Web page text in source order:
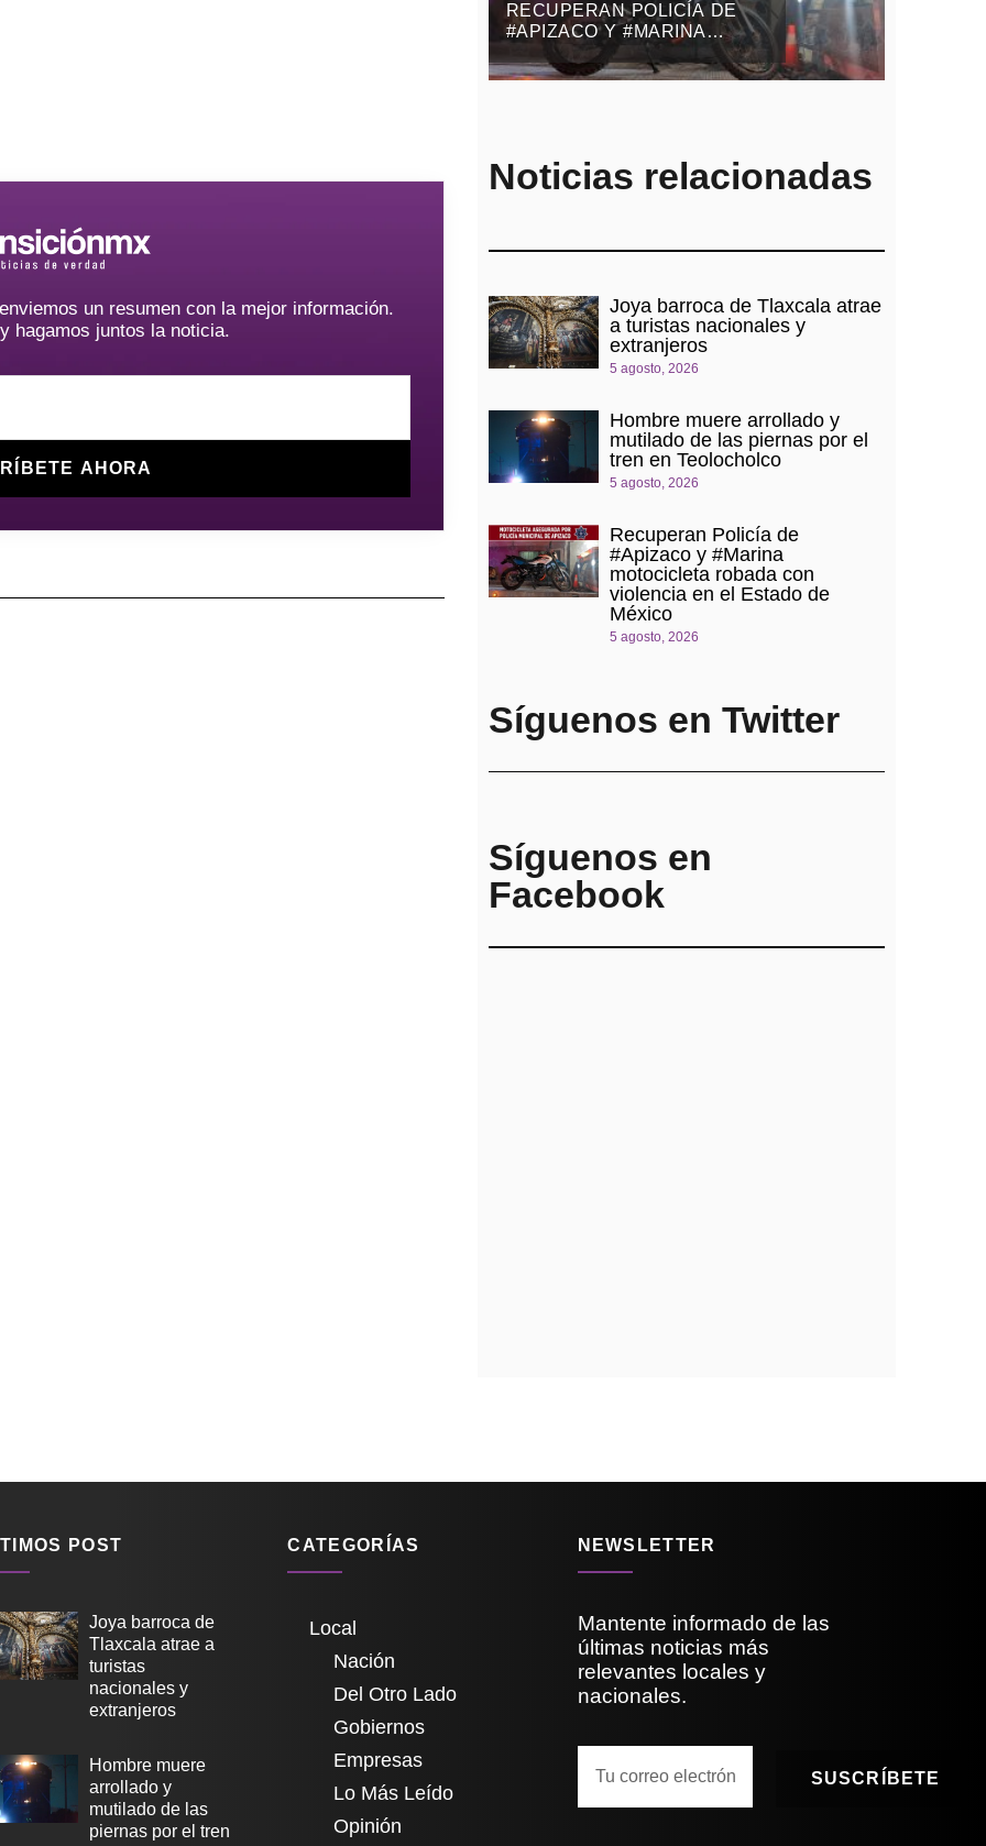
un resumen con la mejor información.
hagamos juntos la noticia.
AHORA
RECUPERAN POLICÍA DE
#APIZACO Y #MARINA
MOTOCICLETA ROBADA
CON VIOLENCIA EN EL
Noticias relacionadas
Joya barroca de Tlaxcala atrae
a turistas nacionales y
extranjeros
5 agosto, 2026
Hombre muere arrollado y
mutilado de las piernas por el
tren en Teolocholco
5 agosto, 2026
Recuperan Policía de
#Apizaco y #Marina
motocicleta robada con
violencia en el Estado de
México
5 agosto, 2026
Síguenos en Twitter
Síguenos en
Facebook
POST
Joya barroca de
Tlaxcala atrae a
turistas
nacionales y
extranjeros
Hombre muere
arrollado y
mutilado de las
piernas por el tren
CATEGORÍAS
Local
Nación
Del Otro Lado
Gobiernos
Empresas
Lo Más Leído
Opinión
NEWSLETTER
Mantente informado de las
últimas noticias más
relevantes locales y
nacionales.
SUSCRÍBETE